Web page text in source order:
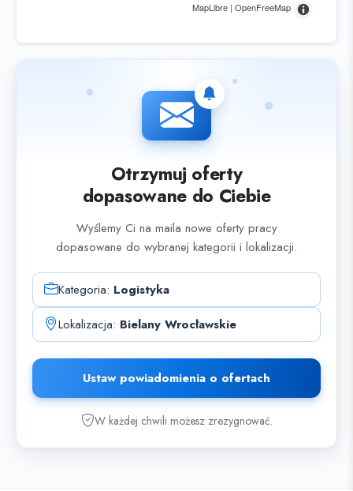
MapLibre | OpenFreeMap
Otrzymuj oferty
dopasowane do Ciebie
Wyślemy Ci na maila nowe oferty pracy
dopasowane do wybranej kategorii i lokalizacji.
Kategoria: Logistyka
Lokalizacja: Bielany Wrocławskie
Ustaw powiadomienia o ofertach
W każdej chwili możesz zrezygnować.